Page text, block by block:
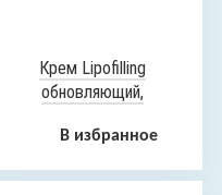
Крем Lipofilling
обновляющий,
50 мл
В избранное